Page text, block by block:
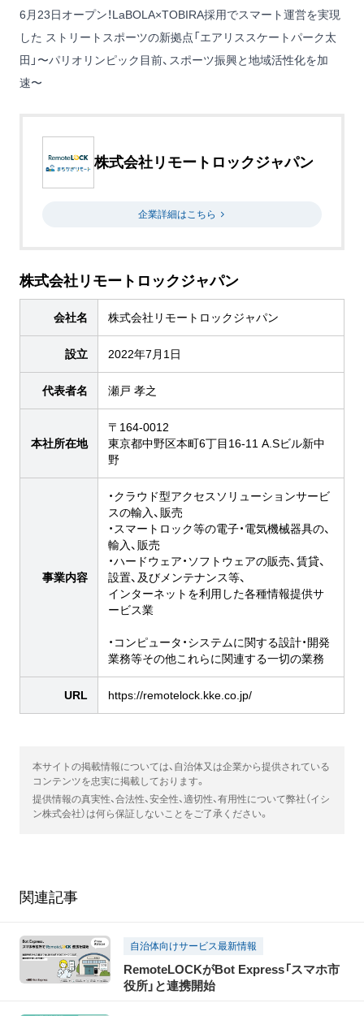
6月23日オープン！LaBOLA×TOBIRA採用でスマート運営を実現
した ストリートスポーツの新拠点「エアリススケートパーク太
田」〜パリオリンピック目前、スポーツ振興と地域活性化を加
速〜
株式会社リモートロックジャパン
企業詳細はこちら
株式会社リモートロックジャパン
会社名 株式会社リモートロックジャパン
設立 2022年7月1日
代表者名 瀬戸 孝之
本社所在地
〒164-0012
東京都中野区本町6丁目16-11 A.Sビル新中
野
事業内容
・クラウド型アクセスソリューションサービ
スの輸入、販売
・スマートロック等の電子・電気機械器具の、
輸入、販売
・ハードウェア・ソフトウェアの販売、賃貸、
設置、及びメンテナンス等、
インターネットを利用した各種情報提供サ
ービス業
・コンピュータ・システムに関する設計・開発
業務等その他これらに関連する一切の業務
URL https://remotelock.kke.co.jp/
本サイトの掲載情報については、自治体又は企業から提供されている
コンテンツを忠実に掲載しております。
提供情報の真実性、合法性、安全性、適切性、有用性について弊社（イシ
ン株式会社）は何ら保証しないことをご了承ください。
関連記事
自治体向けサービス最新情報
RemoteLOCKがBot Express「スマホ市
役所」と連携開始